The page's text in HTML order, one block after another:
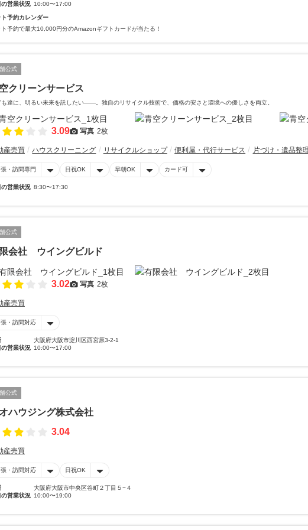
の営業状況 10:00〜17:00
ト予約カレンダー
ト予約で最大10,000円分のAmazonギフトカードが当たる！
公式
クリーンサービス
も達に、明るい未来を託したい――。独自のリサイクル技術で、価格の安さと環境への優しさを両立。
3.09 写真 2枚
産売買 ハウスクリーニング リサイクルショップ 便利屋・代行サービス 片づけ・遺品整
・訪問専門 日祝OK 早朝OK カード可
の営業状況 8:30〜17:30
公式
会社 ウイングビルド
3.02 写真 2枚
産売買
・訪問対応
大阪府大阪市淀川区西宮原3-2-1
の営業状況 10:00〜17:00
公式
ハウジング株式会社
3.04
産売買
・訪問対応 日祝OK
大阪府大阪市中央区谷町２丁目５−４
の営業状況 10:00〜19:00